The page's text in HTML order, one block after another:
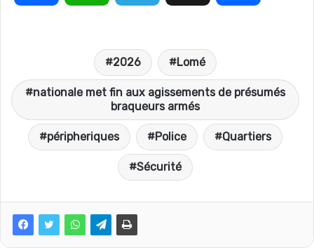
e
a
t
l
e
g
t
2026 Lomé
nationale met fin aux agissements de présumés
braqueurs armés
péripheriques Police Quartiers
Sécurité